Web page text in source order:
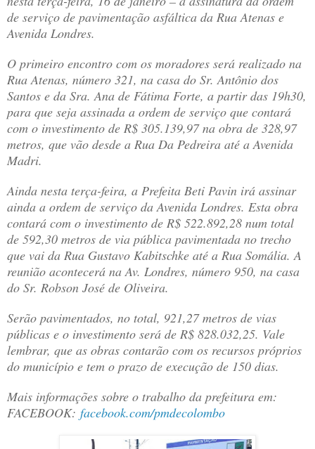
de serviço de pavimentação asfáltica da Rua Atenas e
Avenida Londres.
O primeiro encontro com os moradores será realizado na
Rua Atenas, número 321, na casa do Sr. Antônio dos
Santos e da Sra. Ana de Fátima Forte, a partir das 19h30,
para que seja assinada a ordem de serviço que contará
com o investimento de R$ 305.139,97 na obra de 328,97
metros, que vão desde a Rua Da Pedreira até a Avenida
Madri.
Ainda nesta terça-feira, a Prefeita Beti Pavin irá assinar
ainda a ordem de serviço da Avenida Londres. Esta obra
contará com o investimento de R$ 522.892,28 num total
de 592,30 metros de via pública pavimentada no trecho
que vai da Rua Gustavo Kabitschke até a Rua Somália. A
reunião acontecerá na Av. Londres, número 950, na casa
do Sr. Robson José de Oliveira.
Serão pavimentados, no total, 921,27 metros de vias
públicas e o investimento será de R$ 828.032,25. Vale
lembrar, que as obras contarão com os recursos próprios
do município e tem o prazo de execução de 150 dias.
Mais informações sobre o trabalho da prefeitura em:
FACEBOOK: facebook.com/pmdecolombo